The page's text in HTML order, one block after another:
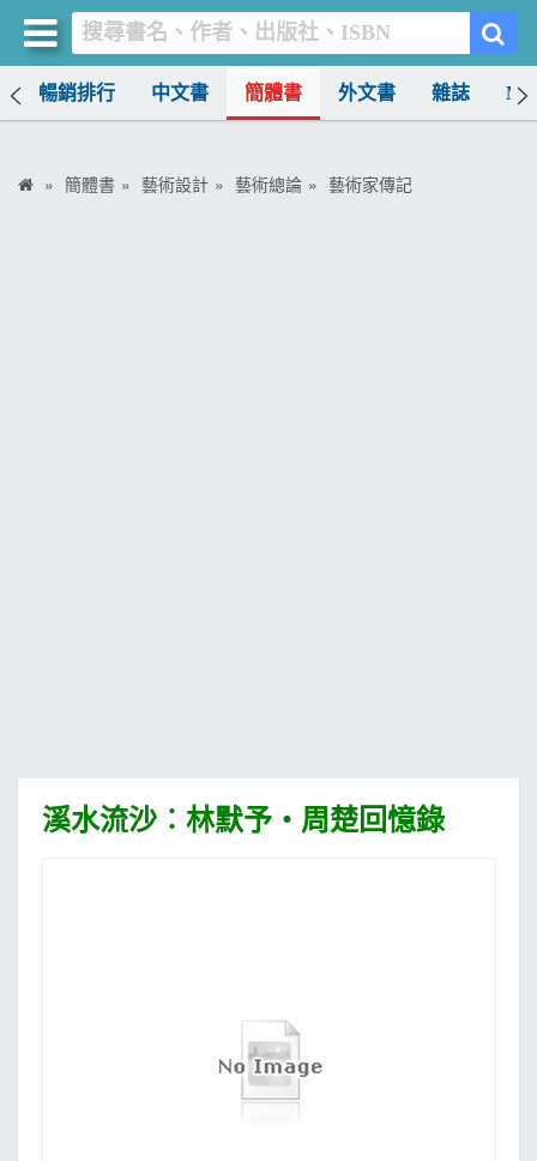
暢銷排行 中文書 簡體書 外文書 雜誌
簡體書 藝術設計 藝術總論 藝術家傳記
溪水流沙︰林默予‧周楚回憶錄
買書網
首頁